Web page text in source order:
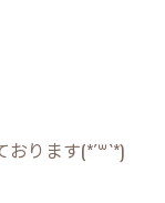
ります(*´꒳`*)